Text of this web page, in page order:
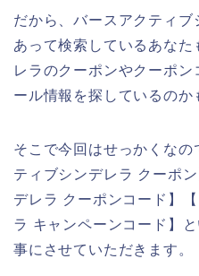
だから、バースアクティ
あって検索しているあな
レラのクーポンやクーポ
ール情報を探しているのか
そこで今回はせっかくなの
ティブシンデレラ クーポ
デレラ クーポンコード】
ラ キャンペーンコード】
事にさせていただきます。